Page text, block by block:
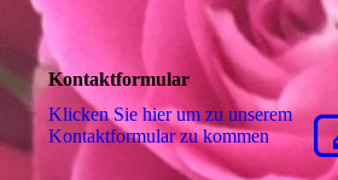
Kontaktformular
Klicken Sie hier um zu unserem
Kon­takt­for­mu­lar zu kommen